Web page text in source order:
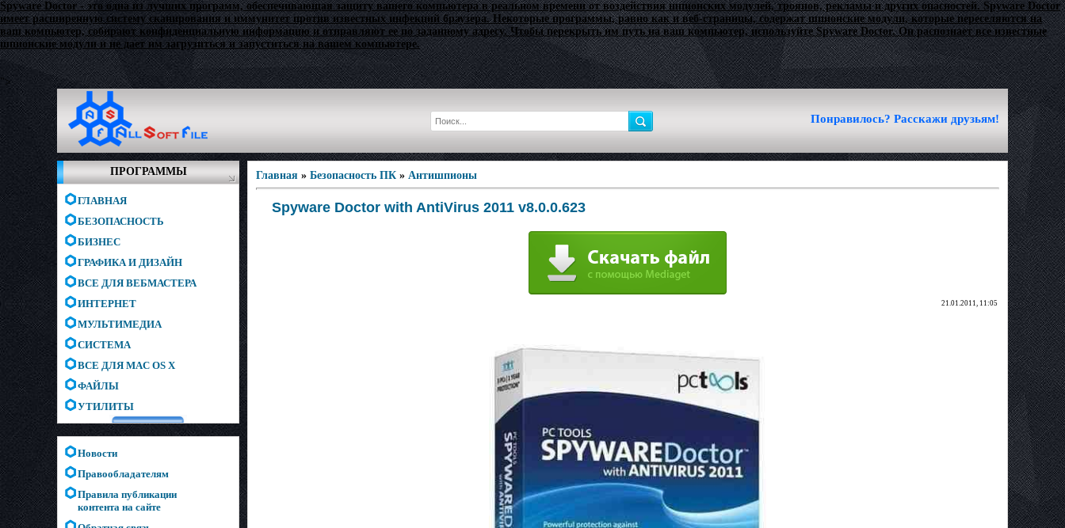
Spyware Doctor - это одна из лучших программ, обеспечивающая защиту вашего компьютера в реальном времени от воздействия шпионских модулей, троянов, рекламы и других опасностей. Spyware Doctor
имеет расширенную систему сканирования и иммунитет против известных инфекций браузера. Некоторые программы, равно как и веб-страницы, содержат шпионские модули, которые переселяются на
ваш компьютер, собирают конфиденциальную информацию и отправляют ее по заданному адресу. Чтобы перекрыть им путь на ваш компьютер, используйте Spyware Doctor. Он распознает все известные
шпионские модули и не дает им загрузиться и запуститься на вашем компьютере.
">
Понравилось? Расскажи друзьям!
ПРОГРАММЫ
ГЛАВНАЯ
БЕЗОПАСНОСТЬ
БИЗНЕС
ГРАФИКА И ДИЗАЙН
ВСЕ ДЛЯ ВЕБМАСТЕРА
ИНТЕРНЕТ
МУЛЬТИМЕДИА
СИСТЕМА
ВСЕ ДЛЯ MAC OS X
ФАЙЛЫ
УТИЛИТЫ
Новости
Правообладателям
Правила публикации
контента на сайте
Главная » Безопасность ПК » Антишпионы
Spyware Doctor with AntiVirus 2011 v8.0.0.623
21.01.2011, 11:05